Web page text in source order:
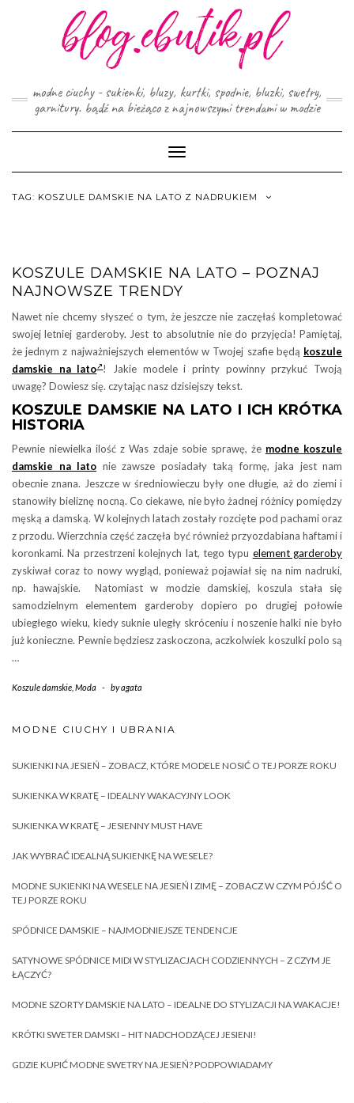
modne ciuchy - sukienki, bluzy, kurtki, spodnie, bluzki, swetry,
garnitury. bądź na bieżąco z najnowszymi trendami w modzie
Toggle
Navigation
TAG: KOSZULE DAMSKIE NA LATO Z NADRUKIEM
KOSZULE DAMSKIE NA LATO – POZNAJ
NAJNOWSZE TRENDY
Nawet nie chcemy słyszeć o tym, że jeszcze nie zaczęłaś kompletować
swojej letniej garderoby. Jest to absolutnie nie do przyjęcia! Pamiętaj,
że jednym z najważniejszych elementów w Twojej szafie będą koszule
damskie na lato ! Jakie modele i printy powinny przykuć Twoją
uwagę? Dowiesz się. czytając nasz dzisiejszy tekst.
KOSZULE DAMSKIE NA LATO I ICH KRÓTKA
HISTORIA
Pewnie niewielka ilość z Was zdaje sobie sprawę, że modne koszule
damskie na lato nie zawsze posiadały taką formę, jaka jest nam
obecnie znana. Jeszcze w średniowieczu były one długie, aż do ziemi i
stanowiły bieliznę nocną. Co ciekawe, nie było żadnej różnicy pomiędzy
męską a damską. W kolejnych latach zostały rozcięte pod pachami oraz
z przodu. Wierzchnia część zaczęła być również przyozdabiana haftami i
koronkami. Na przestrzeni kolejnych lat, tego typu element garderoby
zyskiwał coraz to nowy wygląd, ponieważ pojawiał się na nim nadruki,
np. hawajskie. Natomiast w modzie damskiej, koszula stała się
samodzielnym elementem garderoby dopiero po drugiej połowie
ubiegłego wieku, kiedy suknie uległy skróceniu i noszenie halki nie było
już konieczne. Pewnie będziesz zaskoczona, aczkolwiek koszulki polo są
…
Koszule damskie Moda - byagata
MODNE CIUCHY I UBRANIA
SUKIENKI NA JESIEŃ – ZOBACZ, KTÓRE MODELE NOSIĆ O TEJ PORZE ROKU
SUKIENKA W KRATĘ – IDEALNY WAKACYJNY LOOK
SUKIENKA W KRATĘ – JESIENNY MUST HAVE
JAK WYBRAĆ IDEALNĄ SUKIENKĘ NA WESELE?
MODNE SUKIENKI NA WESELE NA JESIEŃ I ZIMĘ – ZOBACZ W CZYM PÓJŚĆ O
TEJ PORZE ROKU
SPÓDNICE DAMSKIE – NAJMODNIEJSZE TENDENCJE
SATYNOWE SPÓDNICE MIDI W STYLIZACJACH CODZIENNYCH – Z CZYM JE
ŁĄCZYĆ?
MODNE SZORTY DAMSKIE NA LATO – IDEALNE DO STYLIZACJI NA WAKACJE!
KRÓTKI SWETER DAMSKI – HIT NADCHODZĄCEJ JESIENI!
GDZIE KUPIĆ MODNE SWETRY NA JESIEŃ? PODPOWIADAMY